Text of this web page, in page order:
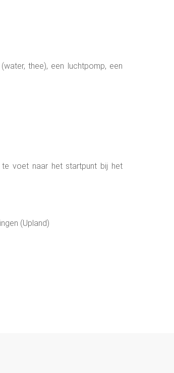
thee), een luchtpomp, een
te voet naar het startpunt bij het
(Upland)